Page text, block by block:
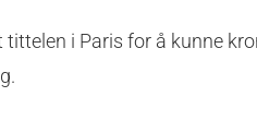
i Paris for å kunne